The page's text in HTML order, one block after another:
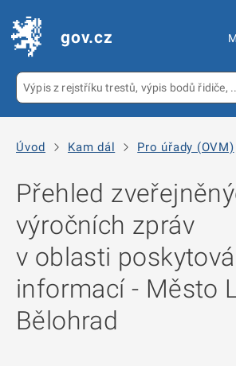
gov.cz
Úvod Kam dál Pro úřady (OVM)
Přehled
výročních zpráv
v oblasti
informací - Město
Bělohrad